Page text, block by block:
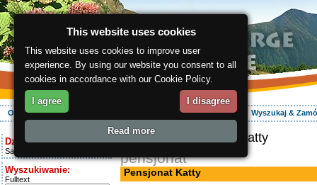
O regionie Aktywnie Zakwaterowanie Wyszukaj &
Dziś jest:
Saturday 8.08.2026
Wyszukiwanie:
Fulltext
ergis.cz > Pensjonat Katty
pensjonat
Pensjonat Katty
This website uses cookies
This website uses cookies to improve user
experience. By using our website you consent to all
cookies in accordance with our Cookie Policy.
I agree I disagree
Read more